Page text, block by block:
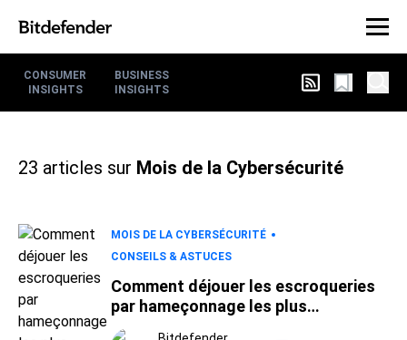
CONSUMER
INSIGHTS
BUSINESS
INSIGHTS
23 articles sur Mois de la Cybersécurité
MOIS DE LA CYBERSÉCURITÉ
CONSEILS & ASTUCES
Comment déjouer les escroqueries
par hameçonnage les plus
sournoises